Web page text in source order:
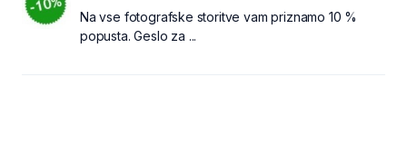
Na vse fotografske storitve vam priznamo 10 %
popusta. Geslo za ...